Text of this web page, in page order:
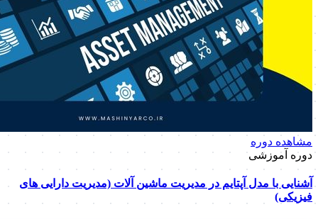
مشاهده دوره
دوره آموزشی
آشنایی با مدل آپتایم در مدیریت ماشین آلات (مدیریت دارایی های
فیزیکی)